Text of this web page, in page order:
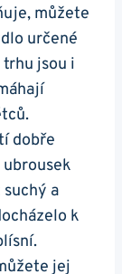
můžete
určené⁣
jsou i
dobře
a
k
jej